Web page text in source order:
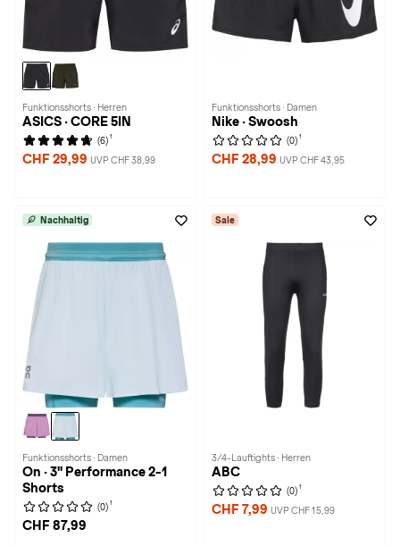
Funktionsshorts · Herren
ASICS · CORE 5IN
(6) 1
CHF 29,99 UVP CHF 38,99
Funktionsshorts · Damen
Nike · Swoosh
(0) 1
CHF 28,99 UVP CHF 43,95
Nachhaltig
Funktionsshorts · Damen
On · 3" Performance 2-1
Shorts
(0) 1
CHF 87,99
Sale
3/4-Lauftights · Herren
ABC
(0) 1
CHF 7,99 UVP CHF 15,99